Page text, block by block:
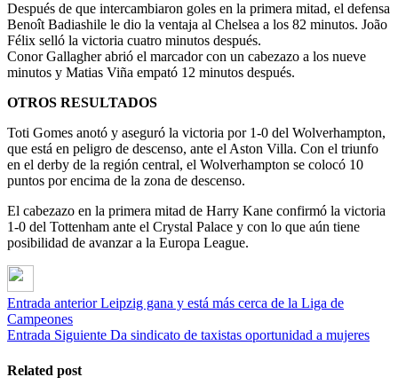
Después de que intercambiaron goles en la primera mitad, el defensa
Benoît Badiashile le dio la ventaja al Chelsea a los 82 minutos. João
Félix selló la victoria cuatro minutos después.
Conor Gallagher abrió el marcador con un cabezazo a los nueve
minutos y Matias Viña empató 12 minutos después.
OTROS RESULTADOS
Toti Gomes anotó y aseguró la victoria por 1-0 del Wolverhampton,
que está en peligro de descenso, ante el Aston Villa. Con el triunfo
en el derby de la región central, el Wolverhampton se colocó 10
puntos por encima de la zona de descenso.
El cabezazo en la primera mitad de Harry Kane confirmó la victoria
1-0 del Tottenham ante el Crystal Palace y con lo que aún tiene
posibilidad de avanzar a la Europa League.
Entrada anterior Leipzig gana y está más cerca de la Liga de
Campeones
Entrada Siguiente Da sindicato de taxistas oportunidad a mujeres
Related post